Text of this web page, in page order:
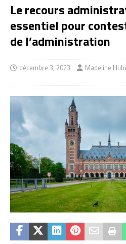
Le recours
essentiel pour
de l’administration
décembre 3, 2023 Madeline